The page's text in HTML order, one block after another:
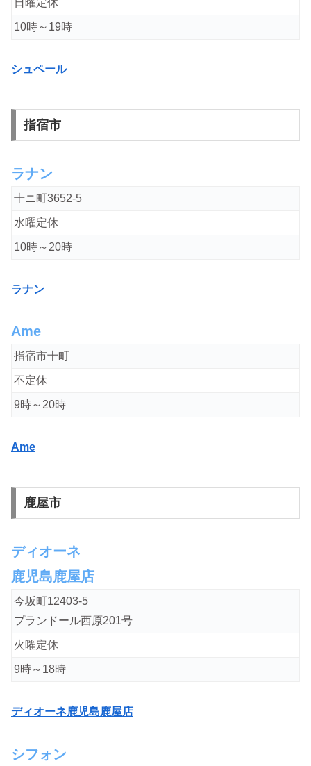
日曜定休
10時～19時
シュペール
指宿市
ラナン
十ニ町3652-5
水曜定休
10時～20時
ラナン
Ame
指宿市十町
不定休
9時～20時
Ame
鹿屋市
ディオーネ
鹿児島鹿屋店
今坂町12403-5
プランドール西原201号
火曜定休
9時～18時
ディオーネ鹿児島鹿屋店
シフォン